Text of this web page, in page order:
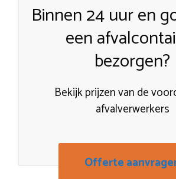
Binnen 24 uur en
een
bezorgen?
Bekijk prijzen van de
afvalverwerkers
Offerte